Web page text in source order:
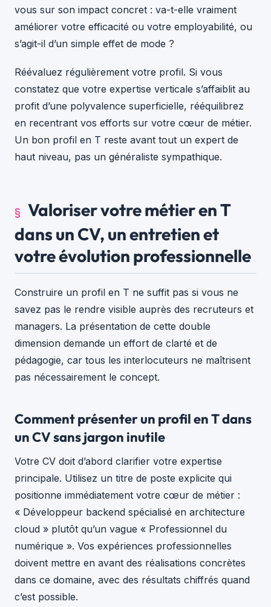
vous sur son impact concret : va-t-elle vraiment
améliorer votre efficacité ou votre employabilité, ou
s’agit-il d’un simple effet de mode ?
Réévaluez régulièrement votre profil. Si vous
constatez que votre expertise verticale s’affaiblit au
profit d’une polyvalence superficielle, rééquilibrez
en recentrant vos efforts sur votre cœur de métier.
Un bon profil en T reste avant tout un expert de
haut niveau, pas un généraliste sympathique.
Valoriser votre métier en T
dans un CV, un entretien et
votre évolution professionnelle
Construire un profil en T ne suffit pas si vous ne
savez pas le rendre visible auprès des recruteurs et
managers. La présentation de cette double
dimension demande un effort de clarté et de
pédagogie, car tous les interlocuteurs ne maîtrisent
pas nécessairement le concept.
Comment présenter un profil en T dans
un CV sans jargon inutile
Votre CV doit d’abord clarifier votre expertise
principale. Utilisez un titre de poste explicite qui
positionne immédiatement votre cœur de métier :
« Développeur backend spécialisé en architecture
cloud » plutôt qu’un vague « Professionnel du
numérique ». Vos expériences professionnelles
doivent mettre en avant des réalisations concrètes
dans ce domaine, avec des résultats chiffrés quand
c’est possible.